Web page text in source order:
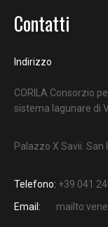
Contatti
Indirizzo
CORILA Consorzio
sistema lagunare di
Palazzo X Savii. San
Telefono: +39 041
Email: